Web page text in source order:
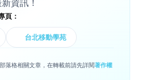
資訊！
頁：
台北移動學苑
落格相關文章，在轉載前請先詳閱著作權